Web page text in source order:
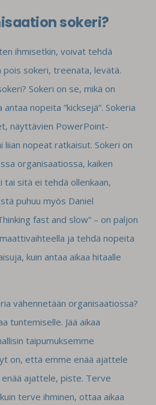
sokeri?
ihmisetkin, voivat tehdä
sokeri, treenata, levätä.
Sokeri on se, mikä on
nopeita ”kicksejä”. Sokeria
näyttävien PowerPoint-
nopeat ratkaisut. Sokeri on
organisaatiossa, kaiken
sitä ei tehdä ollenkaan,
puhuu myös Daniel
fast and slow” – on paljon
ja tehdä nopeita
kuin antaa aikaa hitaalle
vähennetään organisaatiossa?
tuntemiselle. Jää aikaa
taipumuksemme
on, että emme enää ajattele
ajattele, piste. Terve
terve ihminen, ottaa aikaa